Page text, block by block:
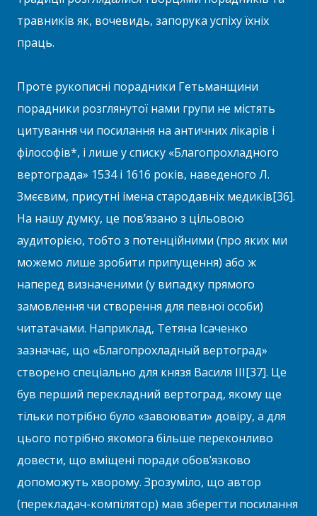
травників як, вочевидь, запорука успіху їхніх
праць.
Проте рукописні порадники Гетьманщини
порадники розглянутої нами групи не містять
цитування чи посилання на античних лікарів і
філософів*, і лише у списку «Благопрохладного
вертограда» 1534 і 1616 років, наведеного Л.
Змєєвим, присутні імена стародавніх медиків[36].
На нашу думку, це пов’язано з цільовою
аудиторією, тобто з потенційними (про яких ми
можемо лише зробити припущення) або ж
наперед визначеними (у випадку прямого
замовлення чи створення для певної особи)
читатачами. Наприклад, Тетяна Ісаченко
зазначає, що «Благопрохладный вертоград»
створено спеціально для князя Василя III[37]. Це
був перший перекладний вертоград, якому ще
тільки потрібно було «завоювати» довіру, а для
цього потрібно якомога більше переконливо
довести, що вміщені поради обов’язково
допоможуть хворому. Зрозуміло, що автор
(перекладач-компілятор) мав зберегти посилання